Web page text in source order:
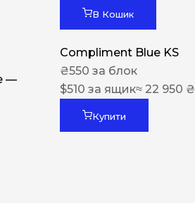
—
В Кошик
Compliment Blue KS
₴550 за блок
$510 за ящик≈ 22 950 ₴
Купити